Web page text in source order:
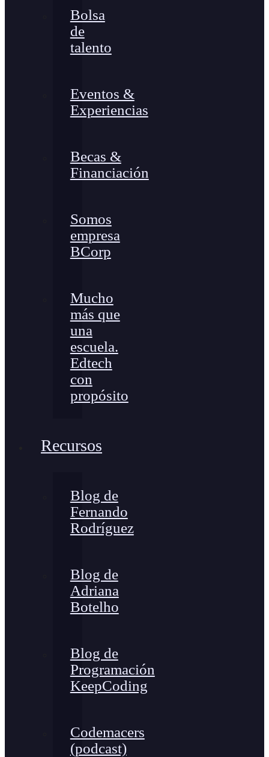
Bolsa
de
talento
Eventos &
Experiencias
Becas &
Financiación
Somos
empresa
BCorp
Mucho
más que
una
escuela.
Edtech
con
propósito
Recursos
Blog de
Fernando
Rodríguez
Blog de
Adriana
Botelho
Blog de
Programación
KeepCoding
Codemacers
(podcast)